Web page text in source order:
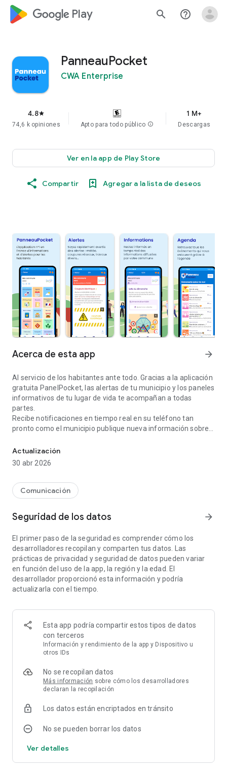
google_logo Play search help_outline
PanneauPocket
CWA Enterprise
4.8star
74,6 k opiniones Apto para todo público info
1 M+
Descargas
Ver en la app de Play Store
Compartir Agregar a la lista de deseos
Acerca de esta app arrow_forward
Al servicio de los habitantes ante todo. Gracias a la aplicación
gratuita PanelPocket, las alertas de tu municipio y los paneles
informativos de tu lugar de vida te acompañan a todas
partes.
Recibe notificaciones en tiempo real en su teléfono tan
pronto como el municipio publique nueva información sobre
Con PanelPocket, también puede estar informado de los
eventos de todos los demás municipios franceses que pone
Independientemente de donde estés, casa, trabajo,
vacaciones, tienes información útil y alertas publicadas por
Práctico y útil, no pierde nada de la vida cotidiana de su lugar
Muy fácil de usar, PanelPocket no requiere ninguna
configuración y es apto para todos los públicos.
PanelPocket es una solución de comunicación municipal
especialmente útil y adaptada a los habitantes de municipios
que se encuentran en una gran área geográfica. No es
necesario pasar por delante de un panel fijo para estar
Nuestro consejo: Descarga PanelPocket gratis para tu
familia, parientes, amigos, compañeros de trabajo... La
información local es preciosa.
Actualización
30 abr 2026
Comunicación
Seguridad de los datos arrow_forward
El primer paso de la seguridad es comprender cómo los
desarrolladores recopilan y comparten tus datos. Las
prácticas de privacidad y seguridad de datos pueden variar
en función del uso de la app, la región y la edad. El
desarrollador proporcionó esta información y podría
actualizarla con el tiempo.
Esta app podría compartir estos tipos de datos
con terceros
Información y rendimiento de la app y Dispositivo u
otros IDs
No se recopilan datos
Más información sobre cómo los desarrolladores
declaran la recopilación
Los datos están encriptados en tránsito
No se pueden borrar los datos
Ver detalles